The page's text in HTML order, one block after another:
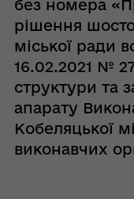
без номера
рішення
міської ради
16.02.2021 №
структури та
апарату
Кобеляцької
виконавчих